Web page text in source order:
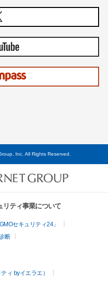
Inc. All Rights Reserved.
リティ事業について
セキュリティ24」
断
ィ byイエラエ）